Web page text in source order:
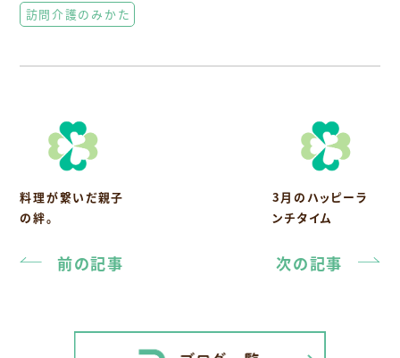
訪問介護のみかた
料理が繋いだ親子
の絆。
前の記事
3月のハッピーラ
ンチタイム
次の記事